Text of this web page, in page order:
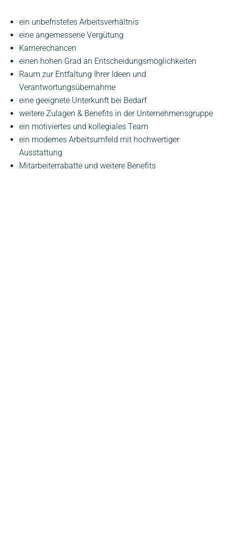
ein unbefristetes Arbeitsverhältnis
eine angemessene Vergütung
Karrierechancen
einen hohen Grad an Entscheidungsmöglichkeiten
Raum zur Entfaltung Ihrer Ideen und
Verantwortungsübernahme
eine geeignete Unterkunft bei Bedarf
weitere Zulagen & Benefits in der Unternehmensgruppe
ein motiviertes und kollegiales Team
ein modernes Arbeitsumfeld mit hochwertiger
Ausstattung
Mitarbeiterrabatte und weitere Benefits